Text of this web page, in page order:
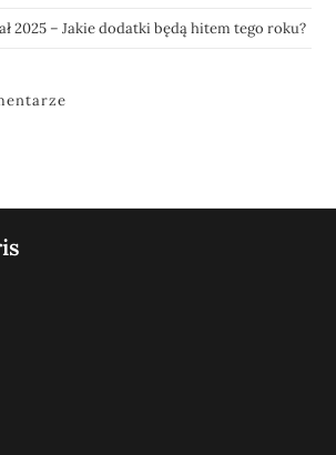
2025 – Jakie dodatki będą hitem tego roku?